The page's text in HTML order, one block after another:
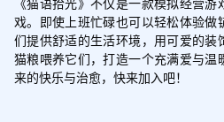
戏。即使上班忙碌也可以轻松体验
们提供舒适的生活环境，用可爱的装
猫粮喂养它们，打造一个充满爱与
来的快乐与治愈，快来加入吧！